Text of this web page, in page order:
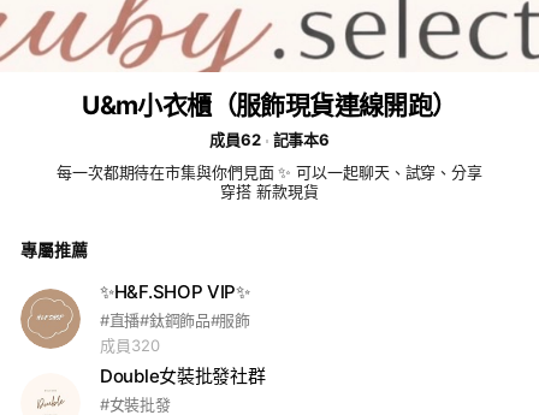
U&m小衣櫃（服飾現貨連線開跑）
成員62
記事本6
每一次都期待在市集與你們見面 ✨ 可以一起聊天、試穿、分享
穿搭 新款現貨
專屬推薦
✨H&F.SHOP VIP✨
#直播#鈦鋼飾品#服飾
成員320
Double女裝批發社群
#女裝批發